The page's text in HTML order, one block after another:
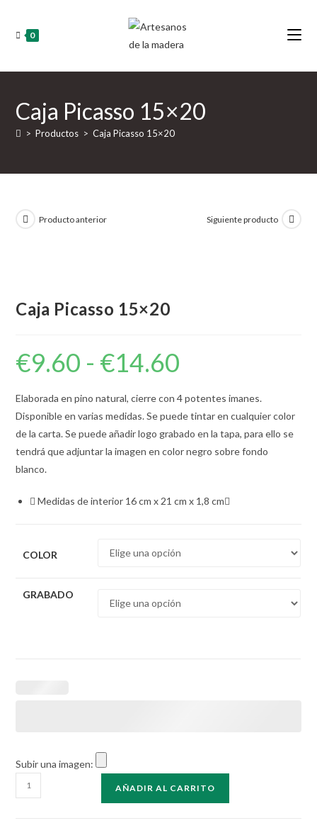
contenido
0
Caja Picasso 15×20
> Productos > Caja Picasso 15×20
Producto anterior Siguiente producto
Caja Picasso 15×20
€9.60 - €14.60
€9.60
hasta
€14.60
Elaborada en pino natural, cierre con 4 potentes imanes.
Disponible en varias medidas. Se puede tintar en cualquier color
de la carta. Se puede añadir logo grabado en la tapa, para ello se
tendrá que adjuntar la imagen en color negro sobre fondo
blanco.
Medidas de interior 16 cm x 21 cm x 1,8 cm
COLOR
GRABADO
Subir una imagen:
Caja
Picasso
AÑADIR AL CARRITO